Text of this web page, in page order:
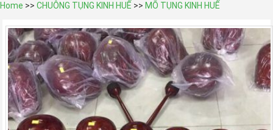
Home >> CHUÔNG TỤNG KINH HUẾ >> MÕ TỤNG KINH HUẾ